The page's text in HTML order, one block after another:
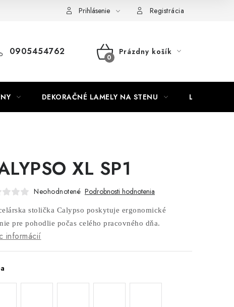
Nábytok na mieru Najpredávanejšie produkty
Prihlásenie Registrácia
0905454762
NÁKUPNÝ
Prázdny košík
DEKORAČNÉ LAMELY NA STENU LAMELOVÉ
XL SP1
Neohodnotené Podrobnosti hodnotenia
stolička Calypso poskytuje ergonomické
pre pohodlie počas celého pracovného dňa.
informácií